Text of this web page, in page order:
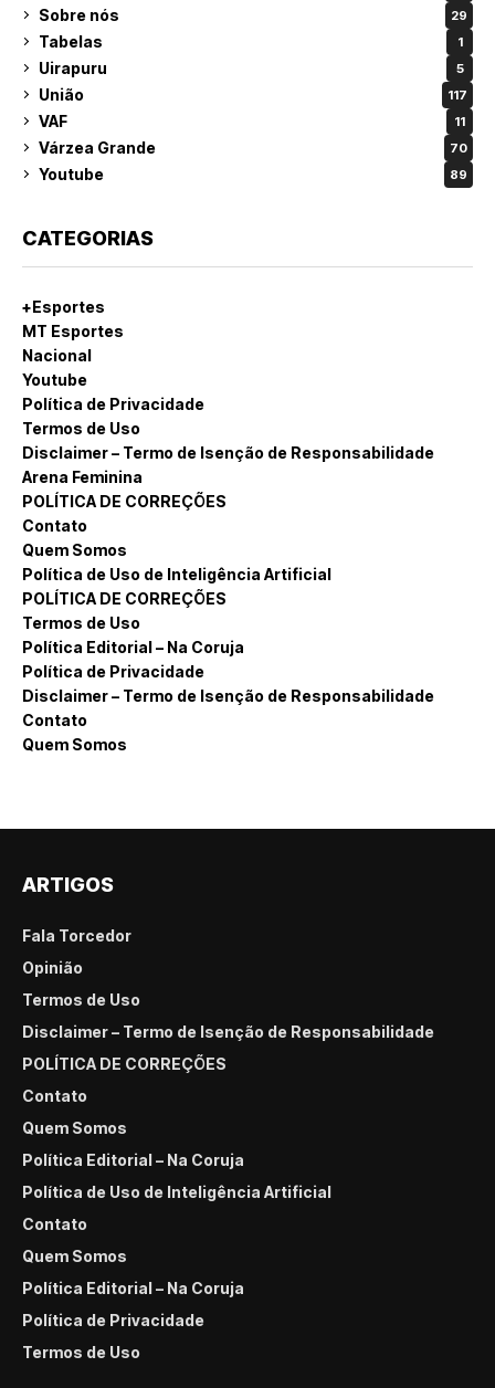
Sobre nós 29
Tabelas 1
Uirapuru 5
União 117
VAF 11
Várzea Grande 70
Youtube 89
CATEGORIAS
+Esportes
MT Esportes
Nacional
Youtube
Política de Privacidade
Termos de Uso
Disclaimer – Termo de Isenção de Responsabilidade
Arena Feminina
POLÍTICA DE CORREÇÕES
Contato
Quem Somos
Política de Uso de Inteligência Artificial
POLÍTICA DE CORREÇÕES
Termos de Uso
Política Editorial – Na Coruja
Política de Privacidade
Disclaimer – Termo de Isenção de Responsabilidade
Contato
Quem Somos
ARTIGOS
Fala Torcedor
Opinião
Termos de Uso
Disclaimer – Termo de Isenção de Responsabilidade
POLÍTICA DE CORREÇÕES
Contato
Quem Somos
Política Editorial – Na Coruja
Política de Uso de Inteligência Artificial
Contato
Quem Somos
Política Editorial – Na Coruja
Política de Privacidade
Termos de Uso